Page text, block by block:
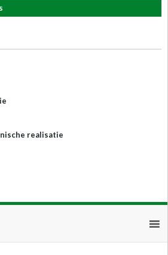
realisatie